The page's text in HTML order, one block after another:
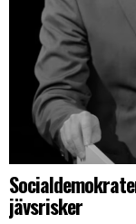
jävsrisker